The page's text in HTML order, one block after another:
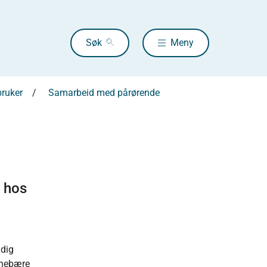
Søk Meny
Samarbeid med pårørende
hos